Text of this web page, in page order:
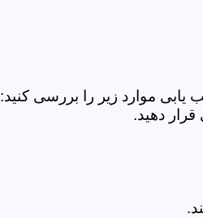
موارد زیر را بررسی کنید:
دهید.